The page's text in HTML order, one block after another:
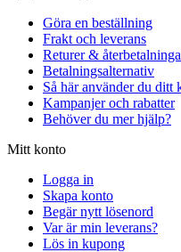
Göra en beställning
Frakt och leverans
Returer &
Betalningsalternativ
Så här använder du ditt
Kampanjer och rabatter
Behöver du mer hjälp?
Mitt konto
Logga in
Skapa konto
Begär nytt lösenord
Var är min leverans?
Lös in kupong